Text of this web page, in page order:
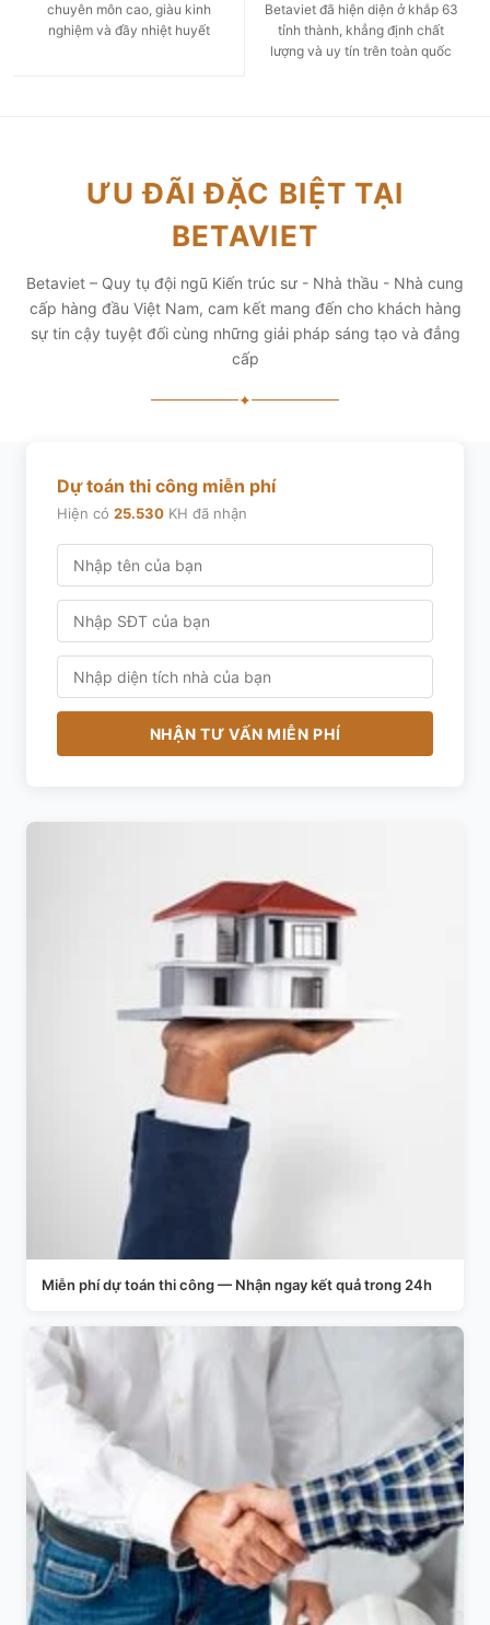
chuyên môn cao, giàu kinh
nghiệm và đầy nhiệt huyết
Betaviet đã hiện diện ở khắp 63
tỉnh thành, khẳng định chất
lượng và uy tín trên toàn quốc
ƯU ĐÃI ĐẶC BIỆT TẠI
BETAVIET
Betaviet – Quy tụ đội ngũ Kiến trúc sư - Nhà thầu - Nhà cung
cấp hàng đầu Việt Nam, cam kết mang đến cho khách hàng
sự tin cậy tuyệt đối cùng những giải pháp sáng tạo và đẳng
cấp
✦
Dự toán thi công miễn phí
Hiện có 25.530 KH đã nhận
NHẬN TƯ VẤN MIỄN PHÍ
Miễn phí dự toán thi công — Nhận ngay kết quả trong 24h